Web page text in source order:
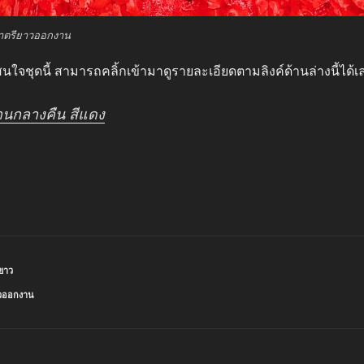
รียาวออกงาน
จชุดนี้ สามารถคลิ้กเข้ามาดูรายละเอียดตามลิงค์ด้านล่างนี้ได้เ
กลางคืน สีแดง
าว
อกงาน